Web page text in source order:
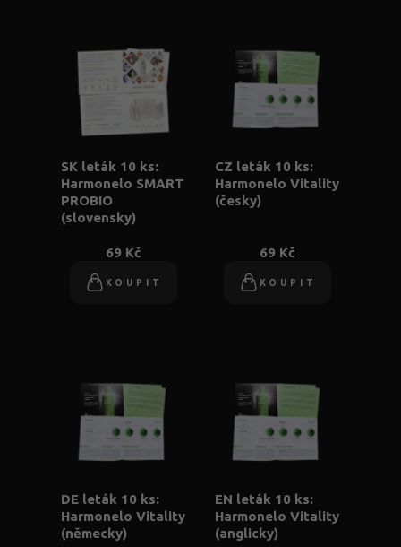
SK leták 10 ks:
Harmonelo SMART
PROBIO
(slovensky)
69 Kč
KOUPIT
CZ leták 10 ks:
Harmonelo Vitality
(česky)
69 Kč
KOUPIT
DE leták 10 ks:
Harmonelo Vitality
(německy)
EN leták 10 ks:
Harmonelo Vitality
(anglicky)